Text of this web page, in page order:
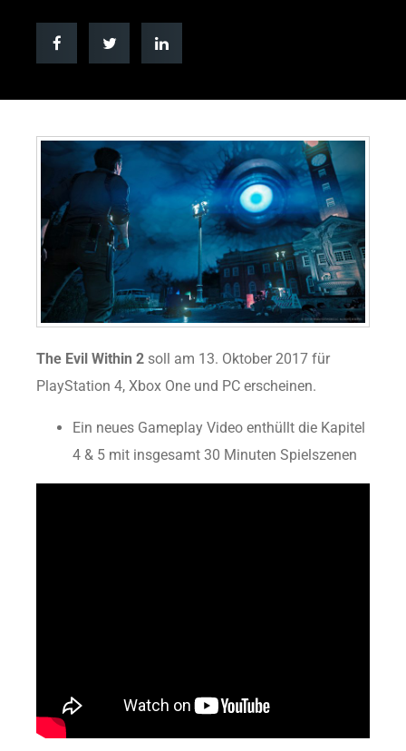
The Evil Within 2 soll am 13. Oktober 2017 für
PlayStation 4, Xbox One und PC erscheinen.
Ein neues Gameplay Video enthüllt die Kapitel
4 & 5 mit insgesamt 30 Minuten Spielszenen